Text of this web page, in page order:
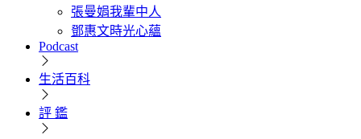
張曼娟我輩中人
鄧惠文時光心蘊
Podcast
生活百科
評 鑑